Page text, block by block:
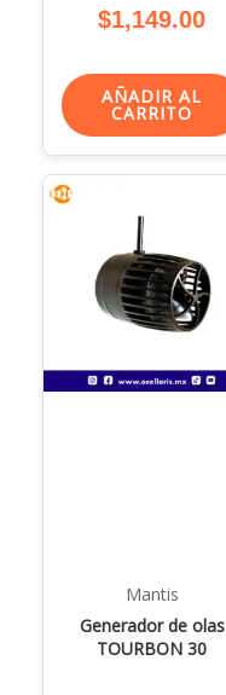
$1,149.00
AÑADIR AL
CARRITO
Mantis
Generador de olas
TOURBON 30